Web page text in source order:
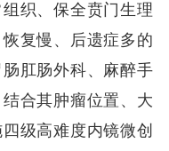
织、保全贲门生理
复慢、后遗症多的
肛肠外科、麻醉手
合其肿瘤位置、大
级高难度内镜微创